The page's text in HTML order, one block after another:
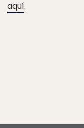
aquí.